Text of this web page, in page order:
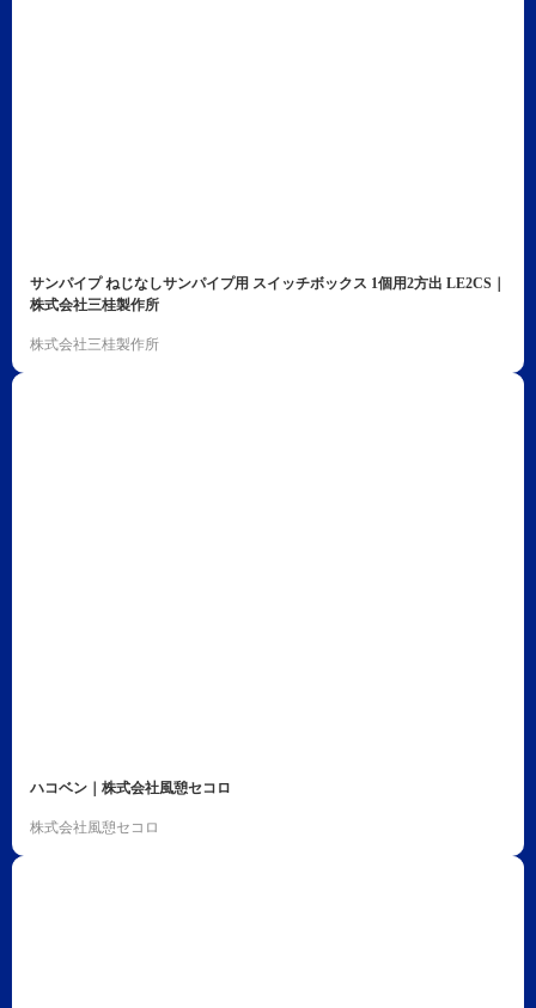
サンパイプ ねじなしサンパイプ用 スイッチボックス 1個用2方出 LE2CS｜
株式会社三桂製作所
株式会社三桂製作所
ハコベン｜株式会社風憩セコロ
株式会社風憩セコロ